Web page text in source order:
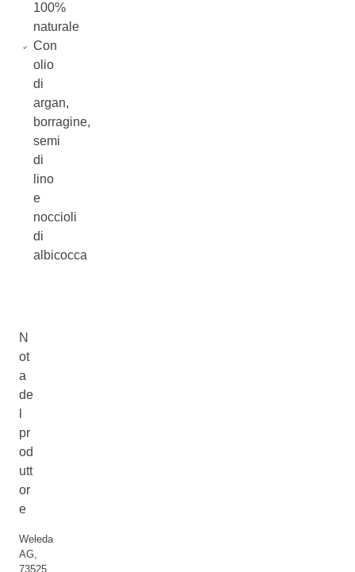
100%
naturale
Con
olio
di
argan,
borragine,
semi
di
lino
e
noccioli
di
albicocca
N
ot
a
de
pr
od
utt
or
e
Weleda
AG,
73525